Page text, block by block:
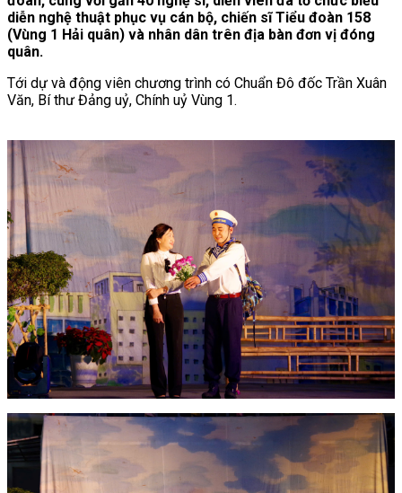
diễn nghệ thuật phục vụ cán bộ, chiến sĩ Tiểu đoàn 158
(Vùng 1 Hải quân) và nhân dân trên địa bàn đơn vị đóng
quân.
Tới dự và động viên chương trình có Chuẩn Đô đốc Trần Xuân
Văn, Bí thư Đảng uỷ, Chính uỷ Vùng 1.